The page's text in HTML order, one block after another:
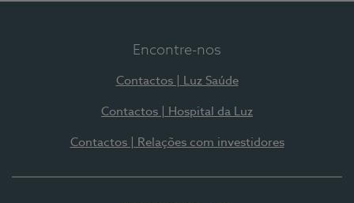
Encontre-nos
Contactos | Luz Saúde
Contactos | Hospital da Luz
Contactos | Relações com investidores